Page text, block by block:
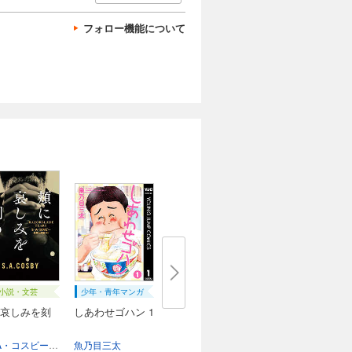
フォロー機能について
説・文芸
しみを刻
加賀山卓朗
少年・青年マンガ
しあわせゴハン 1
魚乃目三太